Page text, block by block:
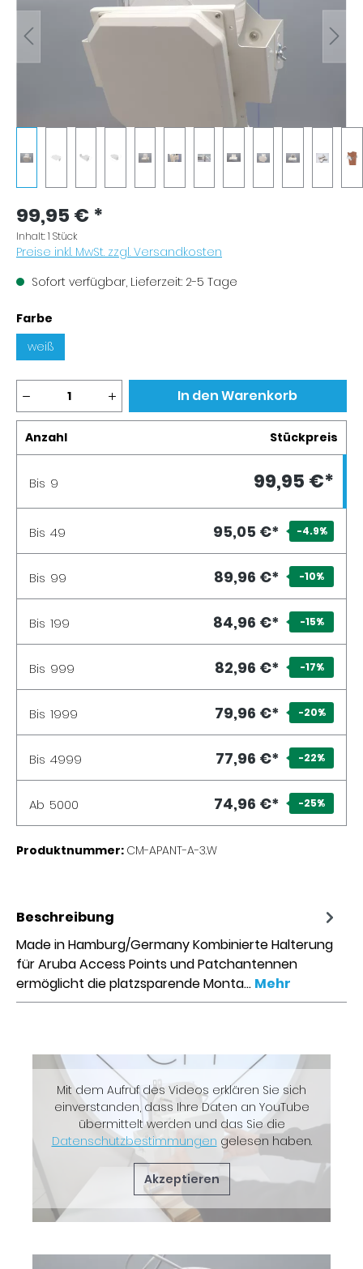
99,95 € *
Inhalt:1 Stück
Preise inkl. MwSt. zzgl. Versandkosten
Sofort verfügbar, Lieferzeit: 2-5 Tage
Farbe
weiß
Produkt Anzahl: Gib den gewünschten
In den Warenkorb
Anzahl Stückpreis
Bis 9 99,95 €*
Bis 49 95,05 €* -4.9%
Bis 99 89,96 €* -10%
Bis 199 84,96 €* -15%
Bis 999 82,96 €* -17%
Bis 1999 79,96 €* -20%
Bis 4999 77,96 €* -22%
Ab 5000 74,96 €* -25%
Produktnummer: CM-APANT-A-3.W
Beschreibung
Made in Hamburg/Germany Kombinierte Halterung
für Aruba Access Points und Patchantennen
ermöglicht die platzsparende Monta… Mehr
Mit dem Aufruf des Videos erklären Sie sich
einverstanden, dass Ihre Daten an YouTube
übermittelt werden und das Sie die
Datenschutzbestimmungen gelesen haben.
Akzeptieren